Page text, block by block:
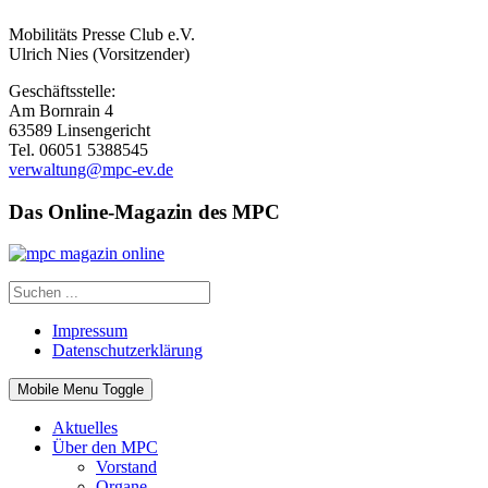
Mobilitäts Presse Club e.V.
Ulrich Nies (Vorsitzender)
Geschäftsstelle:
Am Bornrain 4
63589 Linsengericht
Tel. 06051 5388545
verwaltung@mpc-ev.de
Das Online-Magazin des MPC
Impressum
Datenschutzerklärung
Mobile Menu Toggle
Aktuelles
Über den MPC
Vorstand